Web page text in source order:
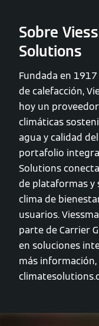
Sobre
Solutions
Fundada en
de calefacción,
hoy un
climáticas
agua y calidad
portafolio
Solutions
de plataformas y
clima de
usuarios.
parte de Carrier
en soluciones
más